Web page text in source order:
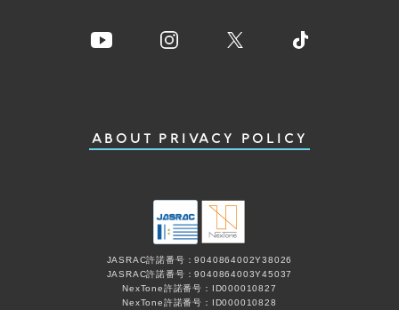
ABOUT PRIVACY POLICY
JASRAC許諾番号：9040864002Y38026
JASRAC許諾番号：9040864003Y45037
NexTone許諾番号：ID000010827
NexTone許諾番号：ID000010828